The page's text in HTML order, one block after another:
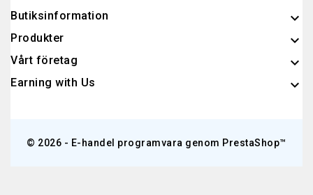
Butiksinformation keyboard_arrow_down
Produkter 
Vårt företag 
Earning with Us 
© 2026 - E-handel programvara genom PrestaShop™